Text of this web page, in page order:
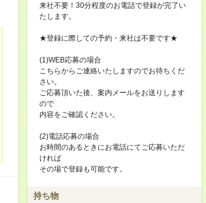
来社不要！30分程度のお電話で登録が完了い
たします。
★登録に際しての予約・来社は不要です★
(1)WEB応募の場合
こちらからご連絡いたしますのでお待ちくだ
さい。
ご応募頂いた後、案内メールをお送りします
ので
内容をご確認ください。
(2)電話応募の場合
お時間のあるときにお電話にてご応募いただ
ければ
その場で登録も可能です。
持ち物